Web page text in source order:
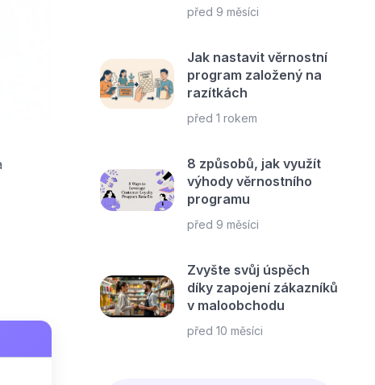
před 9 měsíci
Jak nastavit věrnostní
program založený na
razítkách
před 1 rokem
8 způsobů, jak využít
výhody věrnostního
programu
před 9 měsíci
Zvyšte svůj úspěch
díky zapojení zákazníků
v maloobchodu
před 10 měsíci